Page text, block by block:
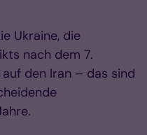
Ukraine, die
nach dem 7.
den Iran – das sind